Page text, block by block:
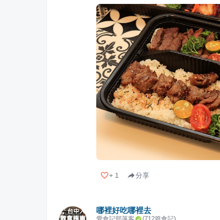
+ 1 分享
哪裡好吃哪裡去